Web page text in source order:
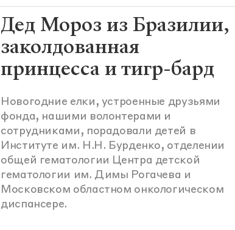
Дед Мороз из Бразилии,
заколдованная
принцесса и тигр-бард
Новогодние елки, устроенные друзьями
фонда, нашими волонтерами и
сотрудниками, порадовали детей в
Институте им. Н.Н. Бурденко, отделении
общей гематологии Центра детской
гематологии им. Димы Рогачева и
Московском областном онкологическом
диспансере.